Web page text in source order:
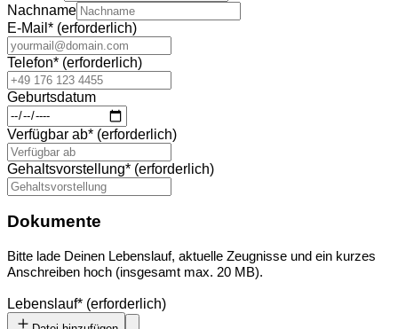
Nachname
E-Mail * (erforderlich)
Telefon* (erforderlich)
Geburtsdatum
Verfügbar ab* (erforderlich)
Gehaltsvorstellung* (erforderlich)
Dokumente
Bitte lade Deinen Lebenslauf, aktuelle Zeugnisse und ein kurzes
Anschreiben hoch (insgesamt max. 20 MB).
Lebenslauf* (erforderlich)